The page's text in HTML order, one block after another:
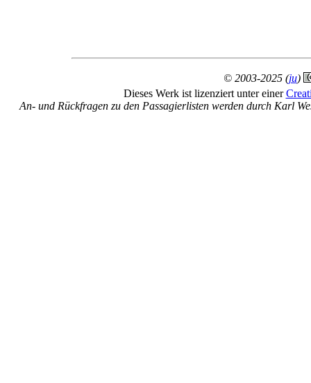
© 2003-2025 (ju)
Dieses Werk ist lizenziert unter einer
An- und Rückfragen zu den Passagierlisten werden durch Karl